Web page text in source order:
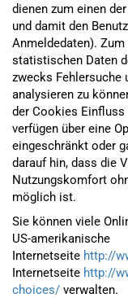
dienen zum einen
und damit den
Anmeldedaten).
statistischen Daten
zwecks Fehlersuche
analysieren zu
der Cookies Einfluss
verfügen über eine
eingeschränkt oder
darauf hin, dass die
Nutzungskomfort
möglich ist.
Sie können viele
US-amerikanische
Internetseite http://
Internetseite http://
choices/ verwalten.